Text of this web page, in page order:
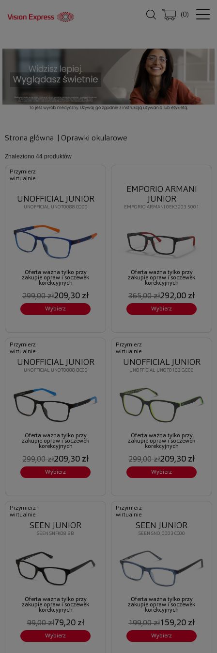
(0)
Strona główna Oprawki okularowe
Znaleziono 44 produktów
Przymierz
wirtualnie
UNOFFICIAL UNOT0088 CO00
UNOFFICIAL JUNIOR
Oferta ważna tylko przy
zakupie opraw i soczewek
korekcyjnych
299,00 zł209,30 zł
Wybierz
EMPORIO ARMANI 0EK3203 5001
EMPORIO ARMANI
JUNIOR
Oferta ważna tylko przy
zakupie opraw i soczewek
korekcyjnych
365,00 zł292,00 zł
Wybierz
Przymierz
wirtualnie
UNOFFICIAL UNOT0088 BC00
UNOFFICIAL JUNIOR
Oferta ważna tylko przy
zakupie opraw i soczewek
korekcyjnych
299,00 zł209,30 zł
Wybierz
Przymierz
wirtualnie
UNOFFICIAL UNOT0183 GE00
UNOFFICIAL JUNIOR
Oferta ważna tylko przy
zakupie opraw i soczewek
korekcyjnych
299,00 zł209,30 zł
Wybierz
Przymierz
wirtualnie
SEEN SNFK08 BB
SEEN JUNIOR
Oferta ważna tylko przy
zakupie opraw i soczewek
korekcyjnych
99,00 zł79,20 zł
Wybierz
Przymierz
wirtualnie
SEEN SNOJ0003 CC00
SEEN JUNIOR
Oferta ważna tylko przy
zakupie opraw i soczewek
korekcyjnych
199,00 zł159,20 zł
Wybierz